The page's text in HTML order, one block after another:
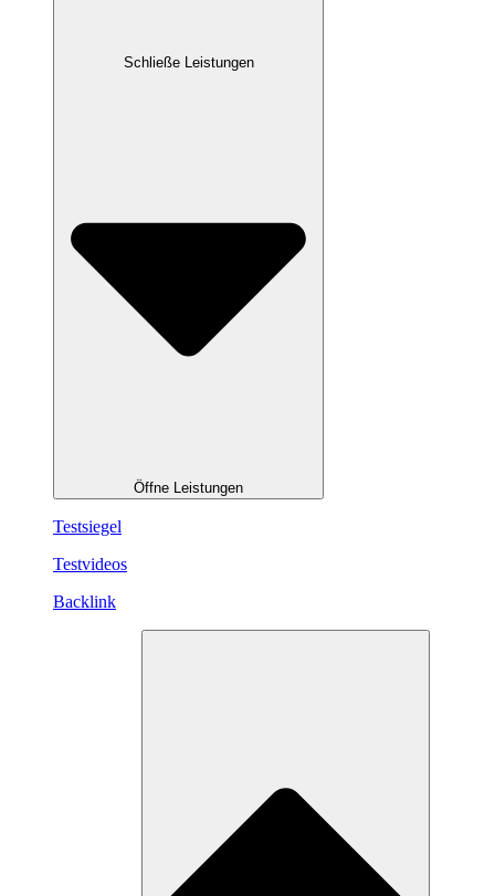
Schließe Leistungen
Öffne Leistungen
Testsiegel
Testvideos
Backlink